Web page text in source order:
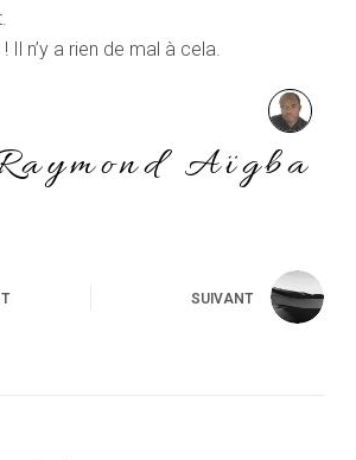
Il n’y a rien de mal à cela.
Aïgba
SUIVANT